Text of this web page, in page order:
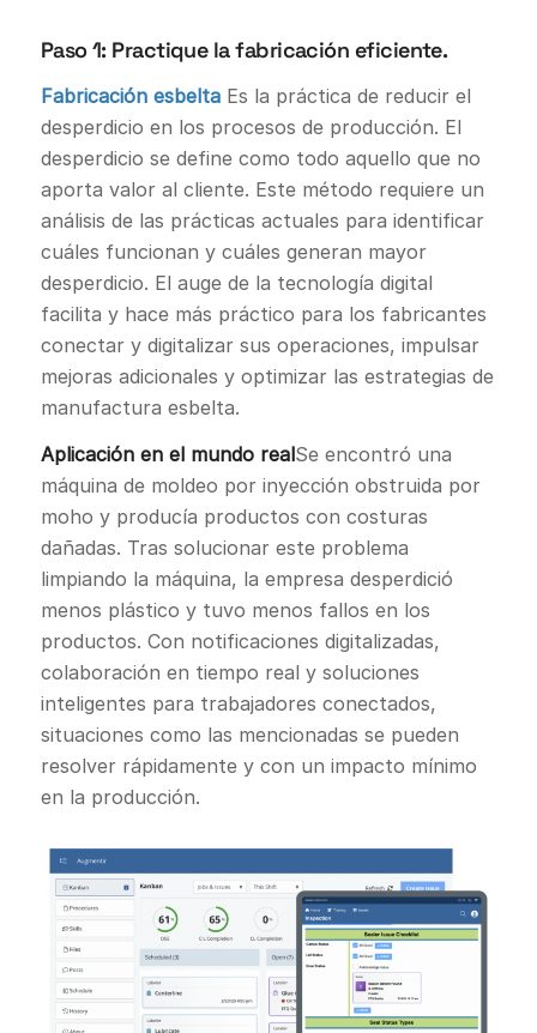
Paso 1: Practique la fabricación eficiente.
Fabricación esbeltaEs la práctica de reducir el
desperdicio en los procesos de producción. El
desperdicio se define como todo aquello que no
aporta valor al cliente. Este método requiere un
análisis de las prácticas actuales para identificar
cuáles funcionan y cuáles generan mayor
desperdicio. El auge de la tecnología digital
facilita y hace más práctico para los fabricantes
conectar y digitalizar sus operaciones, impulsar
mejoras adicionales y optimizar las estrategias de
manufactura esbelta.
Aplicación en el mundo realSe encontró una
máquina de moldeo por inyección obstruida por
moho y producía productos con costuras
dañadas. Tras solucionar este problema
limpiando la máquina, la empresa desperdició
menos plástico y tuvo menos fallos en los
productos. Con notificaciones digitalizadas,
colaboración en tiempo real y soluciones
inteligentes para trabajadores conectados,
situaciones como las mencionadas se pueden
resolver rápidamente y con un impacto mínimo
en la producción.